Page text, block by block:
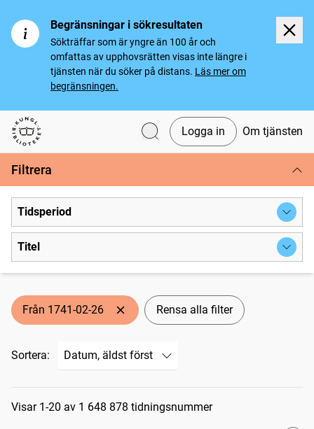
Begränsningar i sökresultaten
Sökträffar som är yngre än 100 år och
omfattas av upphovsrätten visas inte längre i
tjänsten när du söker på distans. Läs mer om
begränsningen.
Svenska tidningar
Logga in Om tjänsten
Filtrera
Tidsperiod
Titel
Från 1741-02-26 Rensa alla filter
Sortera:
Sökresultat
Visar 1-20 av 1 648 878 tidningsnummer